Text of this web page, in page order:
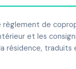
🏠 180 lots 🏗 1
Digital
règlement de
et les
résidence, traduits